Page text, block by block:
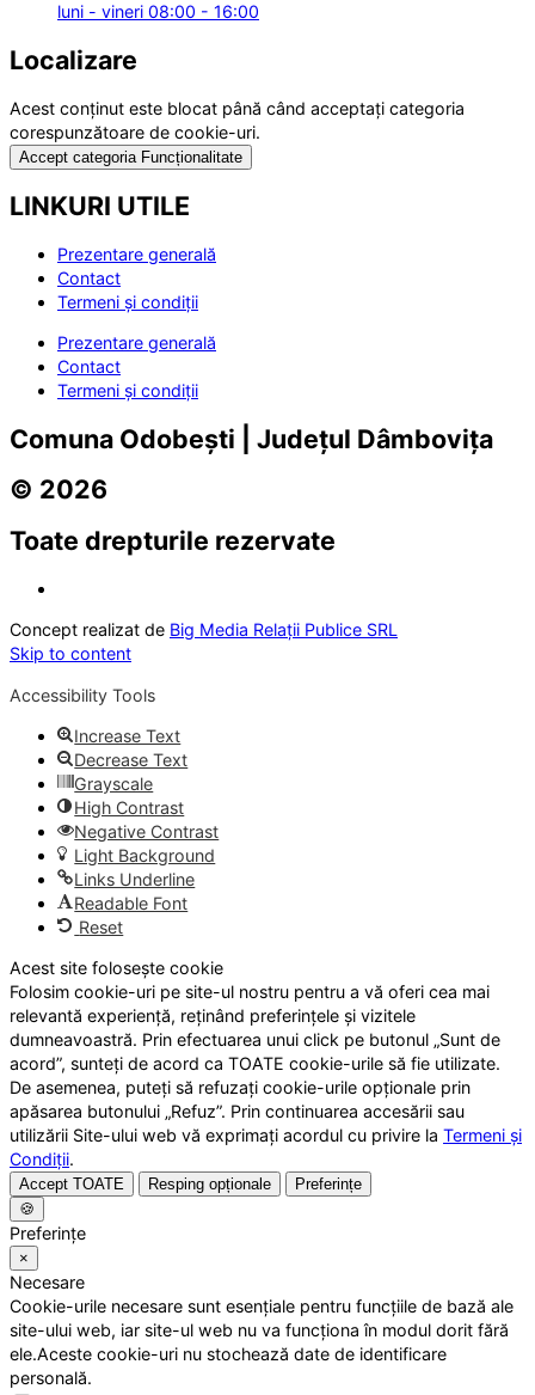
luni - vineri 08:00 - 16:00
Localizare
Acest conținut este blocat până când acceptați categoria
corespunzătoare de cookie-uri.
Accept categoria Funcționalitate
LINKURI UTILE
Prezentare generală
Contact
Termeni și condiții
Prezentare generală
Contact
Termeni și condiții
Comuna Odobești | Județul Dâmbovița
© 2026
Toate drepturile rezervate
Concept realizat de Big Media Relații Publice SRL
Skip to content
Accessibility Tools
Increase Text
Decrease Text
Grayscale
High Contrast
Negative Contrast
Light Background
Links Underline
Readable Font
Reset
Acest site folosește cookie
Folosim cookie-uri pe site-ul nostru pentru a vă oferi cea mai
relevantă experiență, reținând preferințele și vizitele
dumneavoastră. Prin efectuarea unui click pe butonul „Sunt de
acord”, sunteți de acord ca TOATE cookie-urile să fie utilizate.
De asemenea, puteți să refuzați cookie-urile opționale prin
apăsarea butonului „Refuz”. Prin continuarea accesării sau
utilizării Site-ului web vă exprimați acordul cu privire la Termeni și
Condiții.
Accept TOATE Resping opționale
Preferințe
🍪
Preferințe
×
Necesare
Cookie-urile necesare sunt esențiale pentru funcțiile de bază ale
site-ului web, iar site-ul web nu va funcționa în modul dorit fără
ele.Aceste cookie-uri nu stochează date de identificare
personală.